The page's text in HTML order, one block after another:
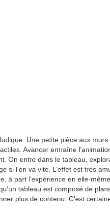
Une petite pièce aux
Avancer entraîne
On entre dans le tableau,
si l’on va vite. L’effet est très
à part l’expérience en elle-
tableau est composé de
plus de contenu. C’est